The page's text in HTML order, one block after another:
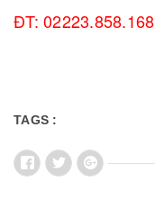
ĐT: 02223.858.168
TAGS :